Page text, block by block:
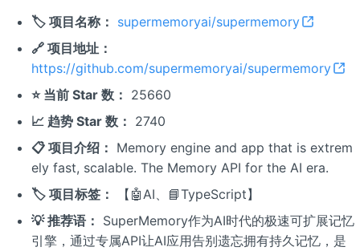
🏷️ 项目名称： supermemoryai/supermemory
🔗 项目地址：
https://github.com/supermemoryai/supermemory
⭐ 当前 Star 数： 25660
📈 趋势 Star 数： 2740
📋 项目介绍： Memory engine and app that is extrem
ely fast, scalable. The Memory API for the AI era.
🏷️ 项目标签：
【🤖AI、📘TypeScript】
💡 推荐语： SuperMemory作为AI时代的极速可扩展记忆
引擎，通过专属API让AI应用告别遗忘拥有持久记忆，是